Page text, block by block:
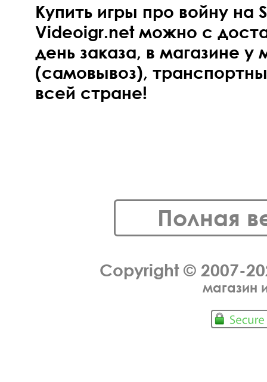
Купить игры про войну на
Videoigr.net можно с
день заказа, в магазине у
(самовывоз),
всей стране!
Полная
Copyright © 2007-
магазин